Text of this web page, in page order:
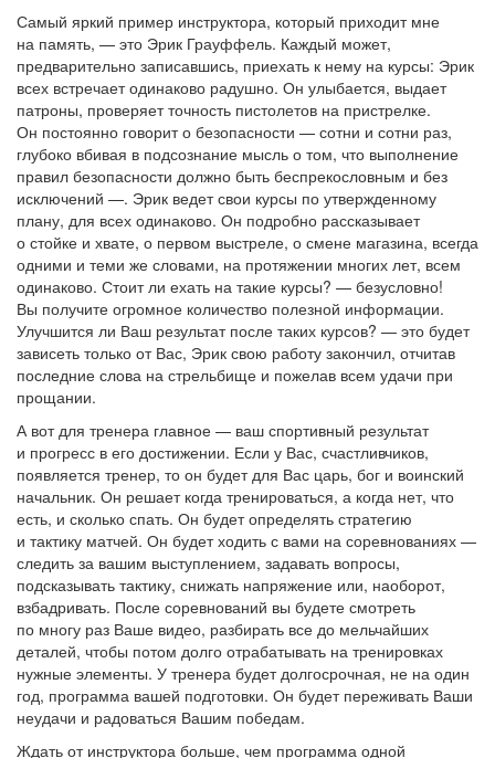
Самый яркий пример инструктора, который приходит мне
на память, — это Эрик Грауффель. Каждый может,
предварительно записавшись, приехать к нему на курсы: Эрик
всех встречает одинаково радушно. Он улыбается, выдает
патроны, проверяет точность пистолетов на пристрелке.
Он постоянно говорит о безопасности — сотни и сотни раз,
глубоко вбивая в подсознание мысль о том, что выполнение
правил безопасности должно быть беспрекословным и без
исключений —. Эрик ведет свои курсы по утвержденному
плану, для всех одинаково. Он подробно рассказывает
о стойке и хвате, о первом выстреле, о смене магазина, всегда
одними и теми же словами, на протяжении многих лет, всем
одинаково. Стоит ли ехать на такие курсы? — безусловно!
Вы получите огромное количество полезной информации.
Улучшится ли Ваш результат после таких курсов? — это будет
зависеть только от Вас, Эрик свою работу закончил, отчитав
последние слова на стрельбище и пожелав всем удачи при
прощании.
А вот для тренера главное — ваш спортивный результат
и прогресс в его достижении. Если у Вас, счастливчиков,
появляется тренер, то он будет для Вас царь, бог и воинский
начальник. Он решает когда тренироваться, а когда нет, что
есть, и сколько спать. Он будет определять стратегию
и тактику матчей. Он будет ходить с вами на соревнованиях —
следить за вашим выступлением, задавать вопросы,
подсказывать тактику, снижать напряжение или, наоборот,
взбадривать. После соревнований вы будете смотреть
по многу раз Ваше видео, разбирать все до мельчайших
деталей, чтобы потом долго отрабатывать на тренировках
нужные элементы. У тренера будет долгосрочная, не на один
год, программа вашей подготовки. Он будет переживать Ваши
неудачи и радоваться Вашим победам.
Ждать от инструктора больше, чем программа одной